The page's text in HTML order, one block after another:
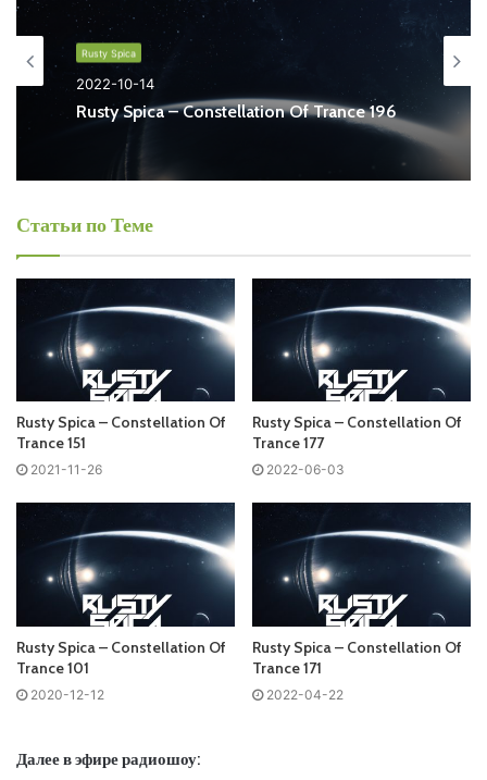
Trance музыка со всей планеты.
Слушать онлайн новый выпуск Rusty Spica
Constellation Of Trance онлайн бесплатно
Trance Century Radio
Вы можете бесплатно
слушать онлайн песни и радиошоуRusty Spica–
Constellation Of Trance в формате mp3. Лучшая
Also you can find all episodes of radioshow Rusty Spica–
Constellation Of Trance Free Listen and Download MP3
Запись выпусков
Слушай и добавляй плейлист VK:
No playlist
Rusty Spica
2022-10-14
Rusty Spica – Constellation Of Trance 196
Статьи по Теме
Rusty Spica – Constellation Of
Trance 151
2021-11-26
Rusty Spica – Constellation Of
Trance 177
2022-06-03
Rusty Spica – Constellation Of
Trance 101
2020-12-12
Rusty Spica – Constellation Of
Trance 171
2022-04-22
Далее в эфире радиошоу: